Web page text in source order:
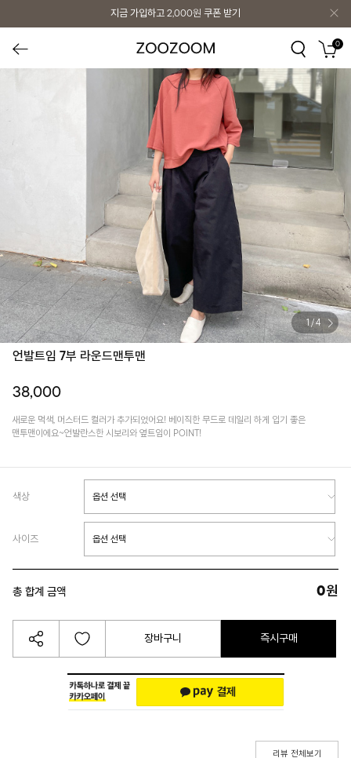
지금 가입하고 2,000원 쿠폰 받기
0
/4
언발트임 7부 라운드맨투맨
38,000
새로운 먹색, 머스터드 컬러가 추가되었어요! 베이직한 무드로 데일리 하게 입기 좋은
맨투맨이에요~언발란스한 시보리와 옆트임이 POINT!
색상
사이즈
총 합계 금액 0원
장바구니 즉시구매
리뷰 전체보기